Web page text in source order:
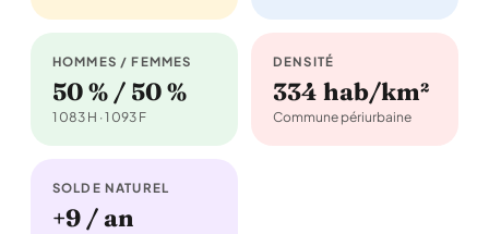
HOMMES / FEMMES
50 % / 50 %
1 083 H · 1 093 F
DENSITÉ
334 hab/km²
Commune périurbaine
SOLDE NATUREL
+9 / an